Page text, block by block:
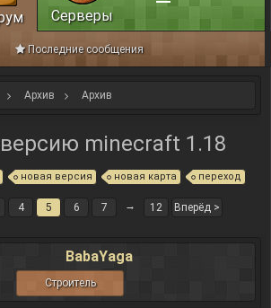
Архив Архив
minecraft 1.18
новая версия новая карта переход
4 5 6 7 → 12 Вперёд >
BabaYaga
Строитель
Последние сообщения
Серверы